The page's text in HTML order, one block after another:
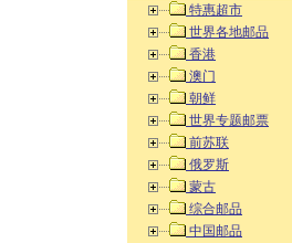
特惠超市
世界各地邮品
香港
澳门
朝鲜
世界专题邮票
前苏联
俄罗斯
蒙古
综合邮品
中国邮品